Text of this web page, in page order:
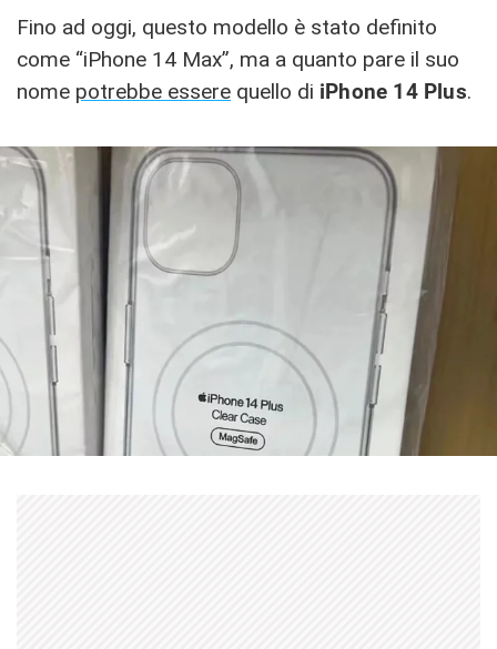
Fino ad oggi, questo modello è stato definito
come “iPhone 14 Max”, ma a quanto pare il suo
nome potrebbe essere quello di iPhone 14 Plus.